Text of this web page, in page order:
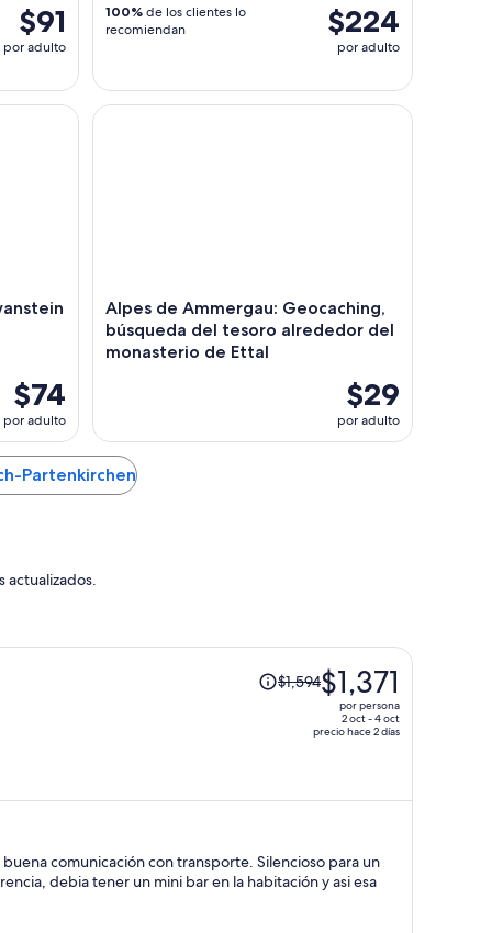
$91
por adulto
$224
por adulto
100% de los clientes lo
recomiendan
$74
por adulto
con acceso sin colas desde Hohenschwangau
Alpes de Ammergau: Geocaching,
búsqueda del tesoro alrededor del
monasterio de Ettal
$29
por adulto
Alpes de Ammergau: Geocaching, búsqueda
Partenkirchen
actualizados.
El
precio
ahora
de
$1,371
$1,594$1,371
por persona
2 oct - 4 oct
precio hace 2 días
comunicación con transporte. Silencioso para un
debia tener un mini bar en la habitación y asi esa